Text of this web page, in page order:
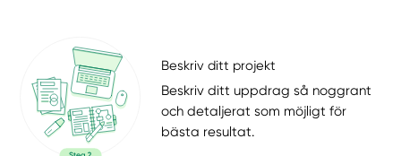
Beskriv ditt projekt
Beskriv ditt uppdrag så noggrant
och detaljerat som möjligt för
bästa resultat.